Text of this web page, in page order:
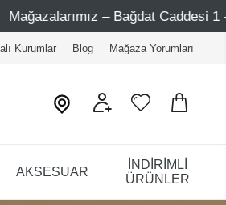
– Bağdat Caddesi 1 - Bağdat
Kurumlar Blog Mağaza Yorumları
AKSESUAR
İNDİRİMLİ
ÜRÜNLER